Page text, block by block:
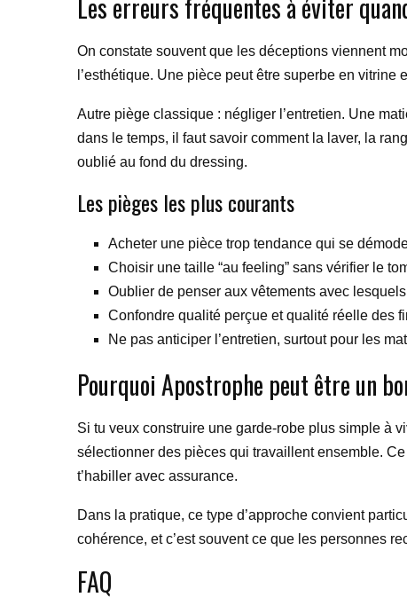
Les erreurs fréquentes à éviter
On constate souvent que les déceptions viennent
l’esthétique. Une pièce peut être superbe en
Autre piège classique : négliger l’entretien. Une
dans le temps, il faut savoir comment la laver, la
oublié au fond du dressing.
Les pièges les plus courants
Acheter une pièce trop tendance qui se
Choisir une taille “au feeling” sans vérifier le
Oublier de penser aux vêtements avec
Confondre qualité perçue et qualité réelle des
Ne pas anticiper l’entretien, surtout pour les
Pourquoi Apostrophe peut être un
Si tu veux construire une garde-robe plus simple à
sélectionner des pièces qui travaillent ensemble.
t’habiller avec assurance.
Dans la pratique, ce type d’approche convient
cohérence, et c’est souvent ce que les personnes
FAQ